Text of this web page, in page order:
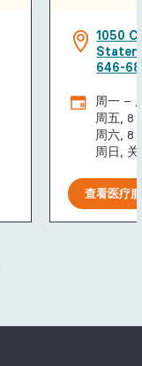
1050
Staten
646-
周一 –
周五, 8
周六, 8
周日, 关
查看医疗